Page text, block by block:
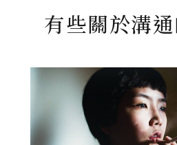
有些關於溝